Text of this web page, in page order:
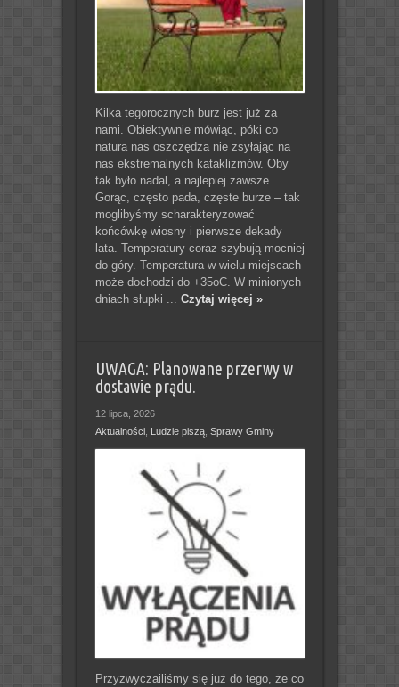
Kilka tegorocznych burz jest już za
nami. Obiektywnie mówiąc, póki co
natura nas oszczędza nie zsyłając na
nas ekstremalnych kataklizmów. Oby
tak było nadal, a najlepiej zawsze.
Gorąc, często pada, częste burze – tak
moglibyśmy scharakteryzować
końcówkę wiosny i pierwsze dekady
lata. Temperatury coraz szybują mocniej
do góry. Temperatura w wielu miejscach
może dochodzi do +35oC. W minionych
dniach słupki ... Czytaj więcej »
UWAGA: Planowane przerwy w
dostawie prądu.
12 lipca, 2026
Aktualności, Ludzie piszą, Sprawy Gminy
Przyzwyczailiśmy się już do tego, że co